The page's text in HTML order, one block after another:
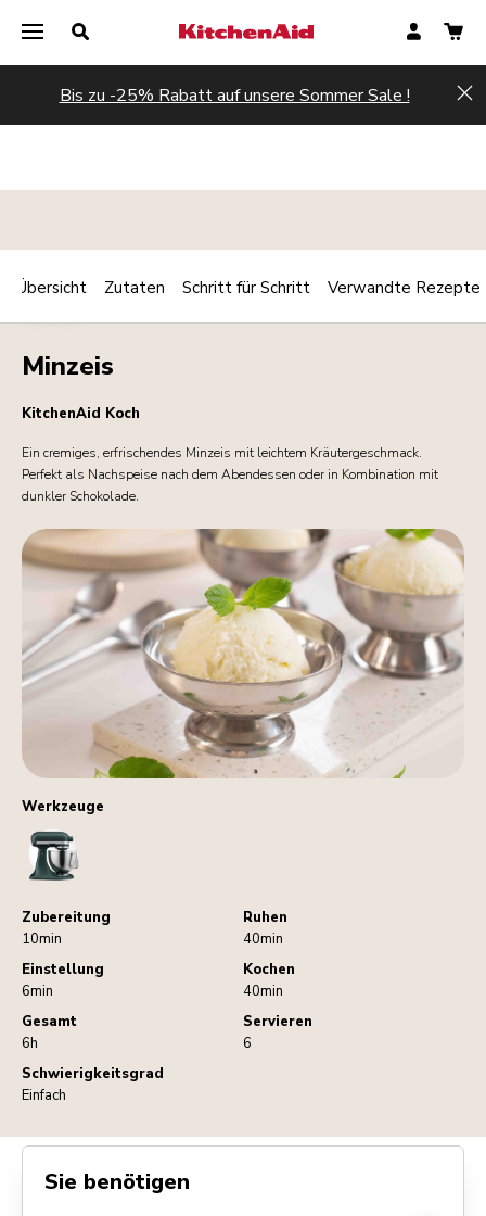
Bis zu -25% Rabatt auf unsere Sommer Sale !
Werkzeuge
StandMixer
Zubereitung
10min
Ruhen
40min
Einstellung
6min
Kochen
40min
Gesamt
6h
Servieren
6
Schwierigkeitsgrad
Einfach
KALT Print
Share
Minzeis
KitchenAid Koch
Ein cremiges, erfrischendes Minzeis mit leichtem Kräutergeschmack.
Perfekt als Nachspeise nach dem Abendessen oder in Kombination mit
dunkler Schokolade.
Übersicht Zutaten Schritt für Schritt Verwandte Rezepte
Sie benötigen